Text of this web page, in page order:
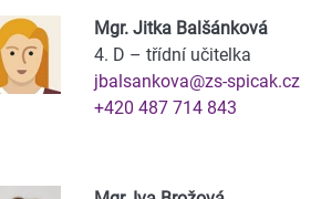
Mgr. Jitka Balšánková
4. D – třídní učitelka
jbalsankova@zs-spicak.cz
+420 487 714 843